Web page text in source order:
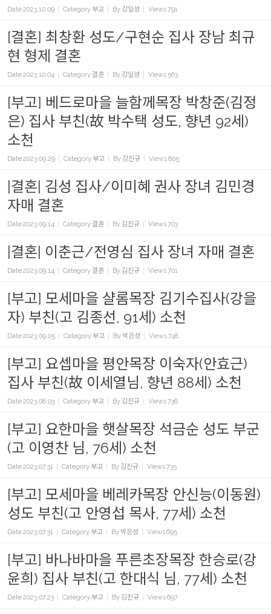
Date2023.10.09 Category 부고 By 강일성 Views791
[결혼] 최창환 성도/구현순 집사 장남 최규
현 형제 결혼
Date2023.10.04 Category결혼 By 강일성 Views 563
[부고] 베드로마을 늘함께목장 박창준(김정
은) 집사 부친(故 박수택 성도, 향년 92세)
소천
Date2023.09.29 Category 부고 By 강진규 Views805
|결혼| 김성 집사/이미혜 권사 장녀 김민경
자매 결혼
Date2023.09.14 Category결혼 By 김진규 Views703
|결혼| 이춘근/전영심 집사 장녀 자매 결혼
Date2023.09.14 Category결혼 By 김진규 Views701
[부고] 모세마을 샬롬목장 김기수집사(강을
자) 부친(고 김종선, 91세) 소천
Date2023.09.05 Category 부고 By 박은성 Views748
[부고] 요셉마을 평안목장 이숙자(안효근)
집사 부친(故 이세열님, 향년 88세) 소천
Date2023.08.03 Category 부고 By 김진규 Views736
[부고] 요한마을 햇살목장 석금순 성도 부군
(고 이영찬 님, 76세) 소천
Date2023.07.31 Category 부고 By 김진규 Views735
[부고] 모세마을 베레카목장 안신능(이동원)
성도 부친(고 안영섭 목사, 77세) 소천
Date2023.07.31 Category 부고 By 박은성 Views695
[부고] 바나바마을 푸른초장목장 한승로(강
윤희) 집사 부친(고 한대식 님, 77세) 소천
Date2023.07.23 Category 부고 By 김진규 Views697